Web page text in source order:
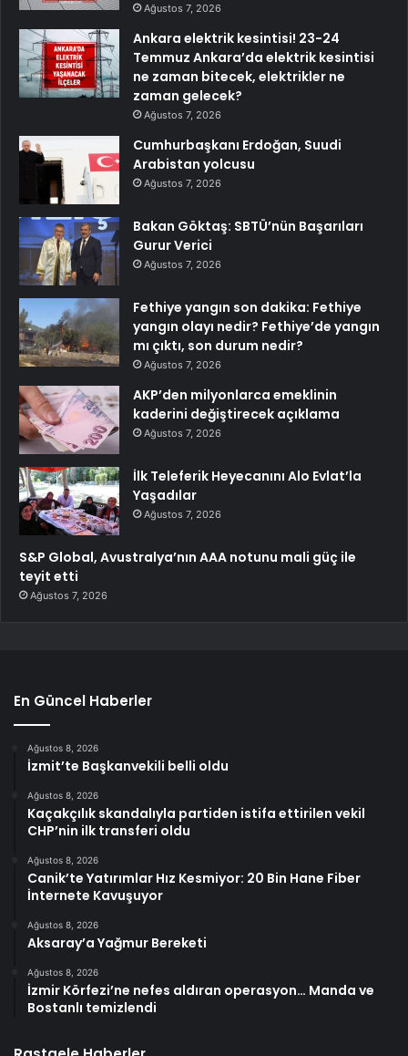
Ağustos 7, 2026
Ankara elektrik kesintisi! 23-24
Temmuz Ankara’da elektrik kesintisi
ne zaman bitecek, elektrikler ne
zaman gelecek?
Ağustos 7, 2026
Cumhurbaşkanı Erdoğan, Suudi
Arabistan yolcusu
Ağustos 7, 2026
Bakan Göktaş: SBTÜ’nün Başarıları
Gurur Verici
Ağustos 7, 2026
Fethiye yangın son dakika: Fethiye
yangın olayı nedir? Fethiye’de yangın
mı çıktı, son durum nedir?
Ağustos 7, 2026
AKP’den milyonlarca emeklinin
kaderini değiştirecek açıklama
Ağustos 7, 2026
İlk Teleferik Heyecanını Alo Evlat’la
Yaşadılar
Ağustos 7, 2026
S&P Global, Avustralya’nın AAA notunu mali güç ile
teyit etti
Ağustos 7, 2026
En Güncel Haberler
Ağustos 8, 2026
İzmit’te Başkanvekili belli oldu
Ağustos 8, 2026
Kaçakçılık skandalıyla partiden istifa ettirilen vekil
CHP’nin ilk transferi oldu
Ağustos 8, 2026
Canik’te Yatırımlar Hız Kesmiyor: 20 Bin Hane Fiber
İnternete Kavuşuyor
Ağustos 8, 2026
Aksaray’a Yağmur Bereketi
Ağustos 8, 2026
İzmir Körfezi’ne nefes aldıran operasyon… Manda ve
Bostanlı temizlendi